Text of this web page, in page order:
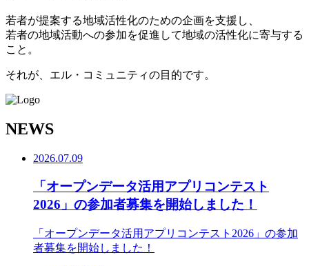
若者が提案する地域活性化のための企画を支援し、
若者の地域活動への参加を促進して地域の活性化に寄与する
こと。
それが、エル・コミュニティの目的です。
NEWS
2026.07.09
「オープンデータ活用アプリコンテスト
2026」の参加者募集を開始しました！
「オープンデータ活用アプリコンテスト2026」の参加
者募集を開始しました！